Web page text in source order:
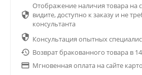

Отображение наличия товара на
видите, доступно к заказу и не
консультанта
 Консультация опытных
 Возврат бракованного товара в
 Мгновенная оплата на сайте